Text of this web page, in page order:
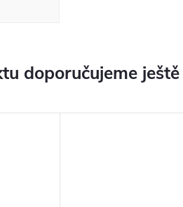
doporučujeme